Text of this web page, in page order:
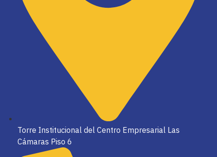
Torre Institucional del Centro Empresarial Las
Cámaras Piso 6